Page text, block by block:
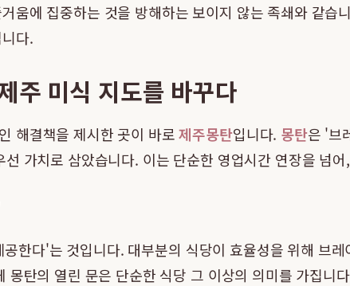
움에 집중하는 것을 방해하는 보이지 않는 족쇄와 같습
다.
주 미식 지도를 바꾸다
해결책을 제시한 곳이 바로제주몽탄입니다. 몽탄은 '브
가치로 삼았습니다. 이는 단순한 영업시간 연장을 넘
한다'는 것입니다. 대부분의 식당이 효율성을 위해 브
탄의 열린 문은 단순한 식당 그 이상의 의미를 가집니